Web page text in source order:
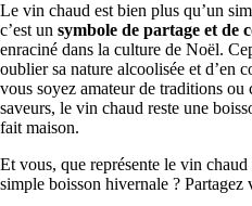
Le vin chaud est bien plus qu’un
c’est un symbole de partage et de
enraciné dans la culture de Noël.
oublier sa nature alcoolisée et d’en
vous soyez amateur de traditions ou
saveurs, le vin chaud reste une
fait maison.
Et vous, que représente le vin
simple boisson hivernale ? Partagez